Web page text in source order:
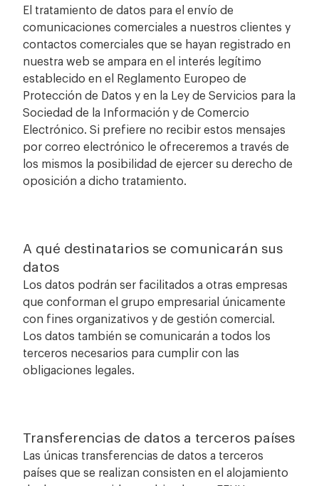
El tratamiento de datos para el envío de
comunicaciones comerciales a nuestros clientes y
contactos comerciales que se hayan registrado en
nuestra web se ampara en el interés legítimo
establecido en el Reglamento Europeo de
Protección de Datos y en la Ley de Servicios para la
Sociedad de la Información y de Comercio
Electrónico. Si prefiere no recibir estos mensajes
por correo electrónico le ofreceremos a través de
los mismos la posibilidad de ejercer su derecho de
oposición a dicho tratamiento.
A qué destinatarios se comunicarán sus
datos
Los datos podrán ser facilitados a otras empresas
que conforman el grupo empresarial únicamente
con fines organizativos y de gestión comercial.
Los datos también se comunicarán a todos los
terceros necesarios para cumplir con las
obligaciones legales.
Transferencias de datos a terceros países
Las únicas transferencias de datos a terceros
países que se realizan consisten en el alojamiento